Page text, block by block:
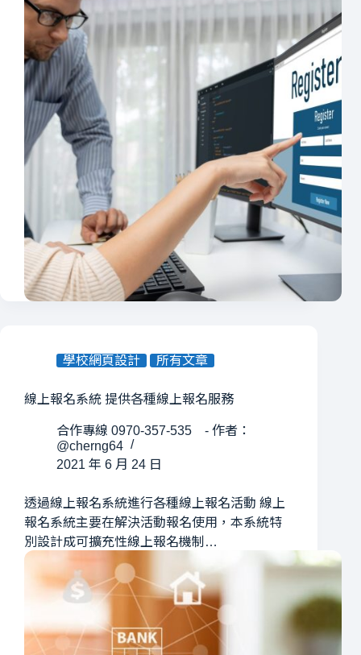
學校網頁設計 所有文章
線上報名系統 提供各種線上報名服務
合作專線 0970-357-535 - 作者：
@cherng64
2021 年 6 月 24 日
透過線上報名系統進行各種線上報名活動 線上
報名系統主要在解決活動報名使用，本系統特
別設計成可擴充性線上報名機制…